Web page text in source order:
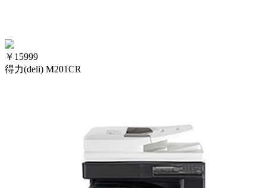
￥ 15999
得力(deli) M201CR